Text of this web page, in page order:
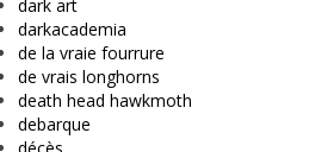
dark art
darkacademia
de la vraie fourrure
de vrais longhorns
death head hawkmoth
debarque
décès